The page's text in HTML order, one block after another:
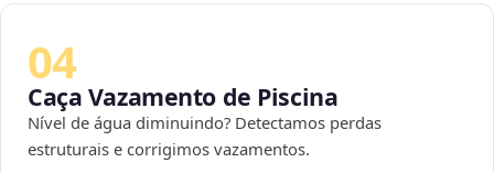
04
Caça Vazamento de Piscina
Nível de água diminuindo? Detectamos perdas
estruturais e corrigimos vazamentos.